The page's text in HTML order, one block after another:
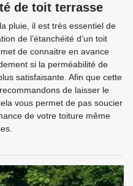
de toit terrasse
pluie, il est très essentiel de
de l’étanchéité d’un toit
de connaitre en avance
si la perméabilité de
satisfaisante. Afin que cette
de laisser le
vous permet de pas soucier
de votre toiture même